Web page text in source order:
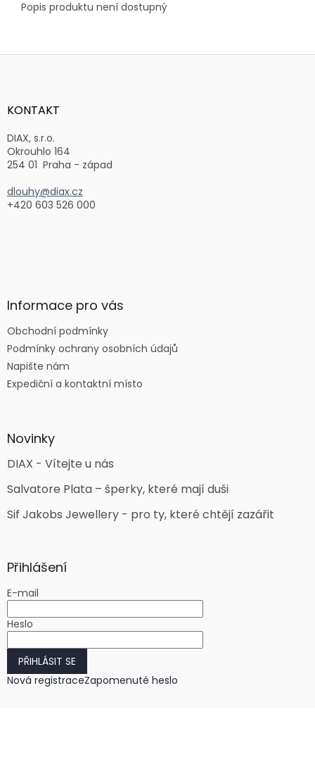
Popis produktu není dostupný
Z
aKONTAKT
DIAX, s.r.o.
Okrouhlo 164
254 01 Praha - západ
dlouhy@diax.cz
+420 603 526 000
Informace pro vás
Obchodní podmínky
Podmínky ochrany osobních údajů
Napište nám
Expediční a kontaktní místo
Novinky
DIAX - Vítejte u nás
Salvatore Plata – šperky, které mají duši
Sif Jakobs Jewellery - pro ty, které chtějí zazářit
Přihlášení
E-mail
Heslo
PŘIHLÁSIT SE
Nová registraceZapomenuté heslo